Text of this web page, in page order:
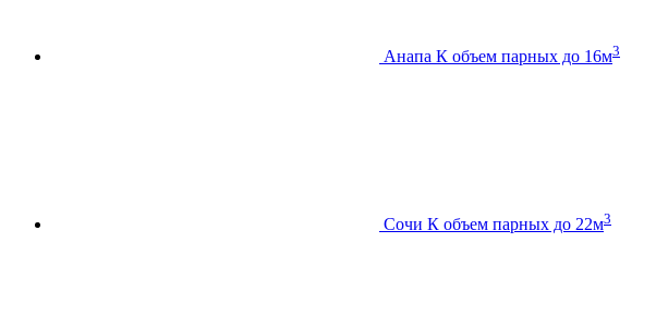
Анапа К объем парных до 16м3
Сочи К объем парных до 22м3